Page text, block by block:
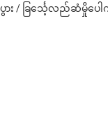
ပွား / ခြင်္သေ့လည်ဆံမှိုပ